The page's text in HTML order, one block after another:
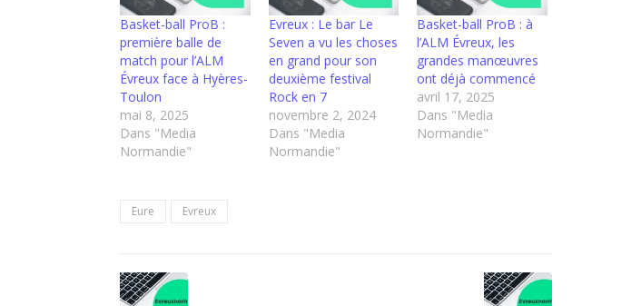
Basket-ball ProB :
première balle de
match pour l’ALM
Évreux face à Hyères-
Toulon
mai 8, 2025
Dans "Media
Normandie"
Evreux : Le bar Le
Seven a vu les choses
en grand pour son
deuxième festival
Rock en 7
novembre 2, 2024
Dans "Media
Normandie"
Basket-ball ProB : à
l’ALM Évreux, les
grandes manœuvres
ont déjà commencé
avril 17, 2025
Dans "Media
Normandie"
Eure Evreux